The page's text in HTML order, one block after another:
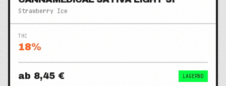
Strawberry Ice
THC
18%
ab 8,45 € LAGERND